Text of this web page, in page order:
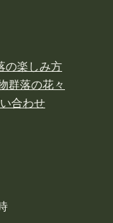
の楽しみ方
群落の花々
合わせ